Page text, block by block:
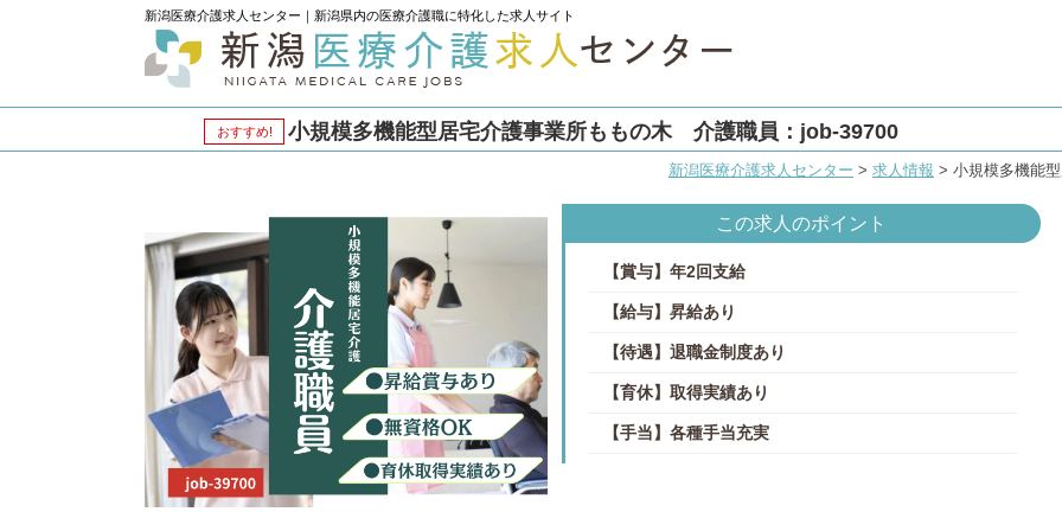
新潟医療介護求人センター｜新潟県内の医療介護職に特化した求人サイト
おすすめ! 小規模多機能型居宅介護事業所ももの木 介護職員：job-39700
新潟医療介護求人センター > 求人情報 > 小規模多機能
この求人のポイント
【賞与】年2回支給
【給与】昇給あり
【待遇】退職金制度あり
【育休】取得実績あり
【手当】各種手当充実